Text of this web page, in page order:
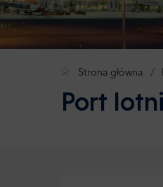
Strona główna
Port